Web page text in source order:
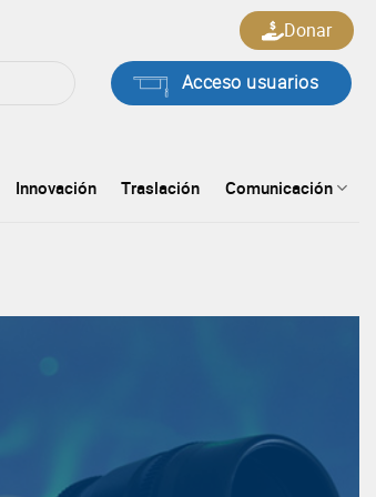
Acceso usuarios
Donar
Innovación Traslación Comunicación